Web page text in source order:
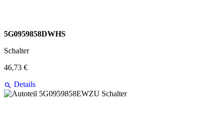
5G0959858DWHS
Schalter
46,73 €
Details